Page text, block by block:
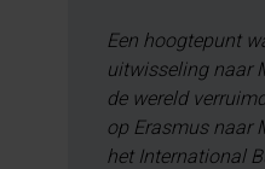
Een hoogtepunt
uitwisseling naar
de wereld
op Erasmus naar
het International